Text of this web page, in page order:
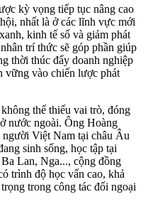
kỳ vọng tiếp tục nâng cao
nhất là ở các lĩnh vực mới
kinh tế số và giảm phát
trí thức sẽ góp phần giúp
thời thúc đẩy doanh nghiệp
vững vào chiến lược phát
thể thiếu vai trò, đóng
nước ngoài. Ông Hoàng
Việt Nam tại châu Âu
sinh sống, học tập tại
Lan, Nga..., cộng đồng
trình độ học vấn cao, khả
trong công tác đối ngoại